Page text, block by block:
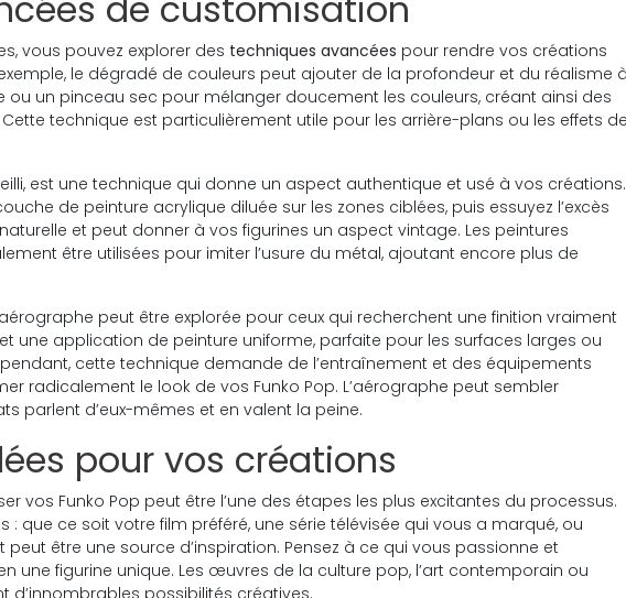
vous pouvez explorer des techniques avancées pour rendre vos créations
le dégradé de couleurs peut ajouter de la profondeur et du réalisme
ou un pinceau sec pour mélanger doucement les couleurs, créant ainsi des
technique est particulièrement utile pour les arrière-plans ou les effets
est une technique qui donne un aspect authentique et usé à vos créations.
de peinture acrylique diluée sur les zones ciblées, puis essuyez l’excès
et peut donner à vos figurines un aspect vintage. Les peintures
être utilisées pour imiter l’usure du métal, ajoutant encore plus de
peut être explorée pour ceux qui recherchent une finition vraiment
une application de peinture uniforme, parfaite pour les surfaces larges ou
cette technique demande de l’entraînement et des équipements
radicalement le look de vos Funko Pop. L’aérographe peut sembler
parlent d’eux-mêmes et en valent la peine.
pour vos créations
vos Funko Pop peut être l’une des étapes les plus excitantes du processus.
: que ce soit votre film préféré, une série télévisée qui vous a marqué, ou
être une source d’inspiration. Pensez à ce qui vous passionne et
une figurine unique. Les œuvres de la culture pop, l’art contemporain ou
d’innombrables possibilités créatives.